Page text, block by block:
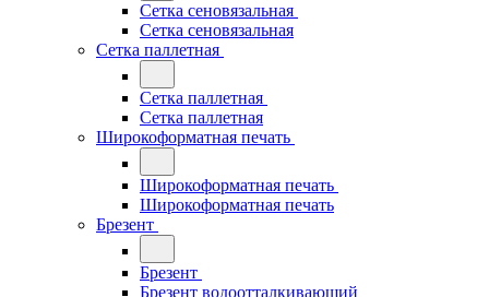
Сетка сеновязальная
Сетка сеновязальная
Сетка паллетная
Сетка паллетная
Сетка паллетная
Широкоформатная печать
Широкоформатная печать
Широкоформатная печать
Брезент
Брезент
Брезент водоотталкивающий